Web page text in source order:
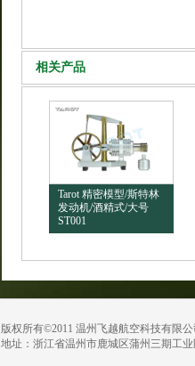
相关产品
Tarot 精密模型/斯特林
发动机/酒精式/大号
ST001
版权所有©2011 温州飞越航空科技有限
地址：浙江省温州市鹿城区蒲州三期工业